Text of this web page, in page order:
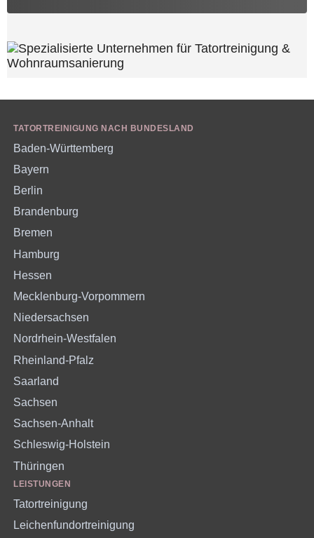
TATORTREINIGUNG NACH BUNDESLAND
Baden-Württemberg
Bayern
Berlin
Brandenburg
Bremen
Hamburg
Hessen
Mecklenburg-Vorpommern
Niedersachsen
Nordrhein-Westfalen
Rheinland-Pfalz
Saarland
Sachsen
Sachsen-Anhalt
Schleswig-Holstein
Thüringen
LEISTUNGEN
Tatortreinigung
Leichenfundortreinigung